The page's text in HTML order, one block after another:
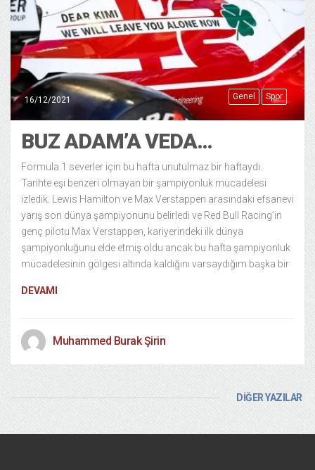
Genel Spor
16/12/2021
BUZ ADAM’A VEDA…
Formula 1 severler için bu hafta unutulmaz bir haftaydı.
Tarihte eşi benzeri olmayan bir şampiyonluk mücadelesi
izledik. Lewis Hamilton ve Max Verstappen arasındaki efsanevi
yarış son dünya şampiyonunu belirledi ve Red Bull Racing’in
genç pilotu Max Verstappen, kariyerindeki ilk dünya
şampiyonluğunu elde etmiş oldu ancak bu hafta şampiyonluk
mücadelesinin gölgesi altında kaldığını varsaydığım başka bir
DEVAMI
Muhammed Burak Şirin
DİĞER YAZILAR